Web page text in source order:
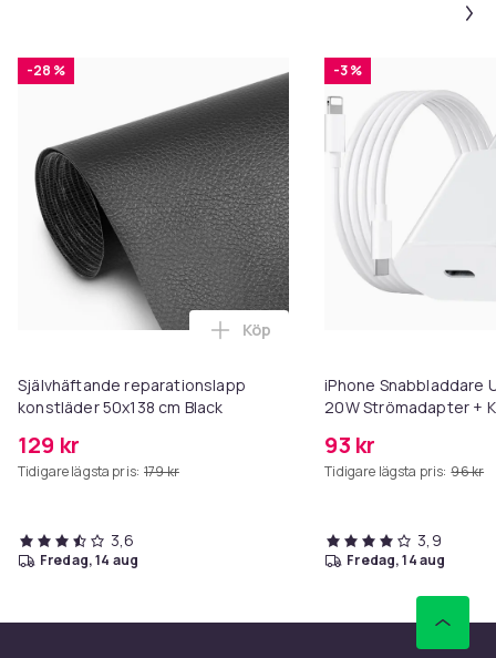
Storlek
197 x 265 x 16 mm
778
Artikel.nr.
037ba406-0271-4326-a5cb-7ffd7c5f6ce7
Produktsäkerhetsinformation
-28 %
Självhäftande reparationslapp
konstläder 50x138 cm Black
129 kr
Tidigare lägsta pris: 179 kr
Lägg till Självhäftande
Köp
3,6
fredag, 14 aug
-3 %
iPhone Snabbladdare
20W Strömadapter +
93 kr
Tidigare lägsta pris: 96 kr
3,9
fredag, 14 aug